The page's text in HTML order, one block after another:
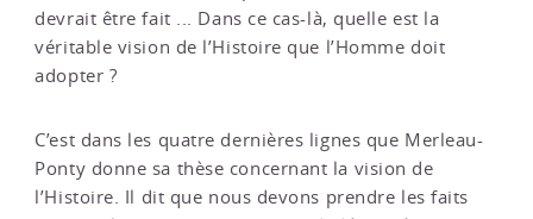
devrait être fait ... Dans ce cas-là, quelle est la
véritable vision de l’Histoire que l’Homme doit
adopter ?
C’est dans les quatre dernières lignes que Merleau-
Ponty donne sa thèse concernant la vision de
l’Histoire. Il dit que nous devons prendre les faits